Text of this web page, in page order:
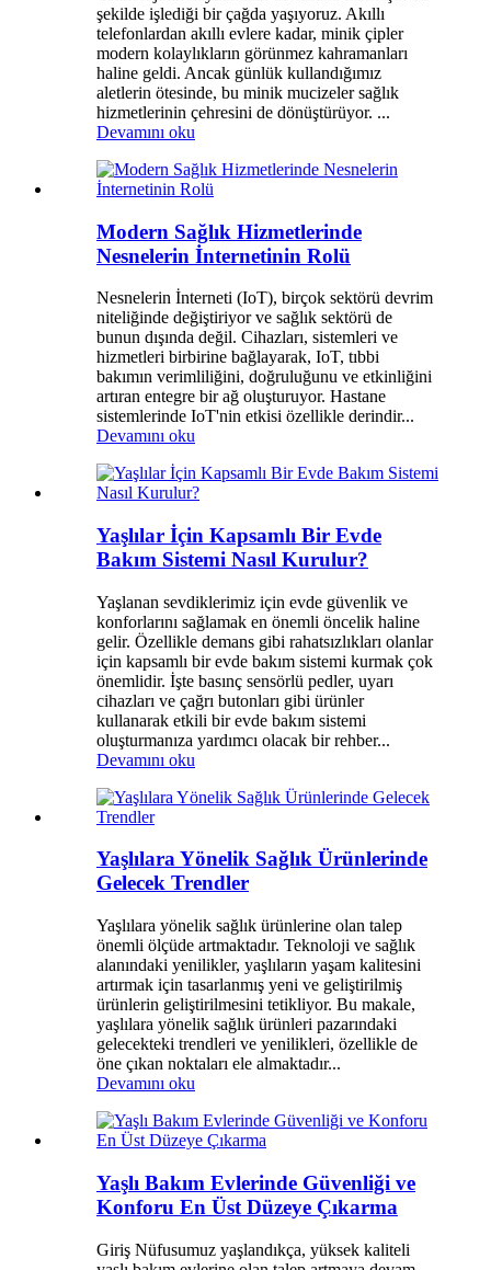
şekilde işlediği bir çağda yaşıyoruz. Akıllı
telefonlardan akıllı evlere kadar, minik çipler
modern kolaylıkların görünmez kahramanları
haline geldi. Ancak günlük kullandığımız
aletlerin ötesinde, bu minik mucizeler sağlık
hizmetlerinin çehresini de dönüştürüyor. ...
Devamını oku
Modern Sağlık Hizmetlerinde
Nesnelerin İnternetinin Rolü
Nesnelerin İnterneti (IoT), birçok sektörü devrim
niteliğinde değiştiriyor ve sağlık sektörü de
bunun dışında değil. Cihazları, sistemleri ve
hizmetleri birbirine bağlayarak, IoT, tıbbi
bakımın verimliliğini, doğruluğunu ve etkinliğini
artıran entegre bir ağ oluşturuyor. Hastane
sistemlerinde IoT'nin etkisi özellikle derindir...
Devamını oku
Yaşlılar İçin Kapsamlı Bir Evde
Bakım Sistemi Nasıl Kurulur?
Yaşlanan sevdiklerimiz için evde güvenlik ve
konforlarını sağlamak en önemli öncelik haline
gelir. Özellikle demans gibi rahatsızlıkları olanlar
için kapsamlı bir evde bakım sistemi kurmak çok
önemlidir. İşte basınç sensörlü pedler, uyarı
cihazları ve çağrı butonları gibi ürünler
kullanarak etkili bir evde bakım sistemi
oluşturmanıza yardımcı olacak bir rehber...
Devamını oku
Yaşlılara Yönelik Sağlık Ürünlerinde
Gelecek Trendler
Yaşlılara yönelik sağlık ürünlerine olan talep
önemli ölçüde artmaktadır. Teknoloji ve sağlık
alanındaki yenilikler, yaşlıların yaşam kalitesini
artırmak için tasarlanmış yeni ve geliştirilmiş
ürünlerin geliştirilmesini tetikliyor. Bu makale,
yaşlılara yönelik sağlık ürünleri pazarındaki
gelecekteki trendleri ve yenilikleri, özellikle de
öne çıkan noktaları ele almaktadır...
Devamını oku
Yaşlı Bakım Evlerinde Güvenliği ve
Konforu En Üst Düzeye Çıkarma
Giriş Nüfusumuz yaşlandıkça, yüksek kaliteli